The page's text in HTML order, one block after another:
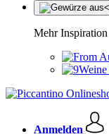
Mehr Inspiration
Anmelden